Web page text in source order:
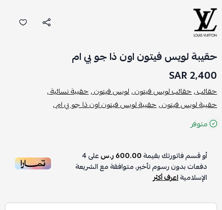
حقيبة لويس فيتون اون ذا جو بي ام
2,400 SAR
حقائب ,حقائب لويس فيتون ,لويس فيتون ,حقيبة نسائية ,
حقيبة لويس فيتون ,حقيبة لويس فيتون اون ذا جو بي ام ,
متوفر
أو قسم فاتورتك بقيمة600.00 ر.س على4
دفعات بدون رسوم تأخير، متوافقة مع الشريعة
الإسلاميةاعرف أكثر